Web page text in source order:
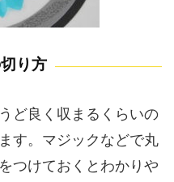
り方
ど良く収まるくらいの
す。マジックなどで丸
つけておくとわかりや